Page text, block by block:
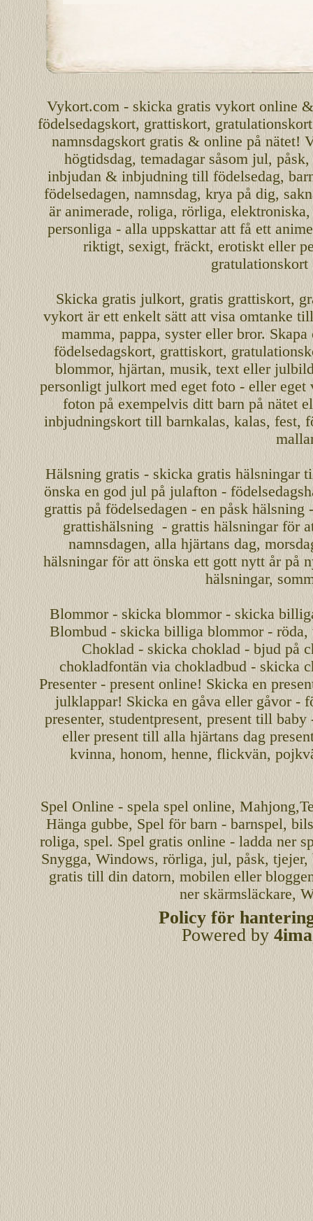
Vykort.com- skicka gratis vykort online
födelsedagskort, grattiskort,gratulationskort
namnsdagskort gratis & online på nätet!
högtidsdag, temadagar såsom jul,påsk,
inbjudan& inbjudningtillfödelsedag,
födelsedagen, namnsdag,krya på dig,
äranimerade,roliga, rörliga,elektroniska
personliga- alla uppskattar att få ett
riktigt,sexigt,fräckt, erotiskteller
gratulationskort
Skicka gratis julkort, gratis grattiskort,
vykortär ett enkelt sätt att visa omtanke
mamma, pappa, systerellerbror.
födelsedagskort,grattiskort,
blommor, hjärtan, musik, text eller
personligtjulkort med eget foto - eller eget
foton på exempelvis ditt barn på nätet
inbjudningskort till barnkalas, kalas, fest,
Hälsning gratis - skicka gratis
önska engod julpå julafton -
grattis på födelsedagen - en påsk
grattishälsning - grattis hälsningar för
namnsdagen,alla hjärtans dag,
hälsningar för att önska ettgott nytt årpå
hälsningar,
Blommor - skicka blommor - skicka
Blombud - skicka billiga blommor -
Choklad - skicka choklad - bjud på
chokladfontän via chokladbud - skicka
Presenter - present online! Skicka en
julklappar! Skicka en gåva eller gåvor -
presenter, studentpresent, present till
eller present till alla hjärtans dag
kvinna, honom, henne, flickvän,
Spel Online- spela spel online, Mahjong
Hänga gubbe, Spel för barn - barnspel,
roliga,spel. Spel gratis online - ladda ner
Snygga, Windows, rörliga, jul, påsk, tjejer,
gratistill din datorn, mobilen eller
ner skärmsläckare,
Policy för
Powered by